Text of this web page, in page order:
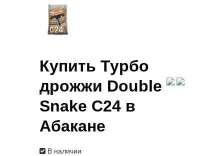
Купить Турбо
дрожжи Double
Snake C24 в
Абакане
В наличии